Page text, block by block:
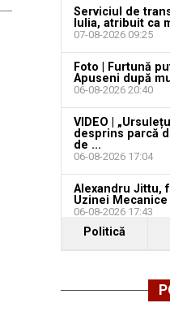
Serviciul de
Iulia, atribuit ca
07-08-2026 09:25
Foto | Furtună
Apuseni după
06-08-2026 20:40
VIDEO |
desprins parcă
de ...
06-08-2026 17:04
Alexandru Jittu,
Uzinei Mecanice
06-08-2026 17:43
Politică